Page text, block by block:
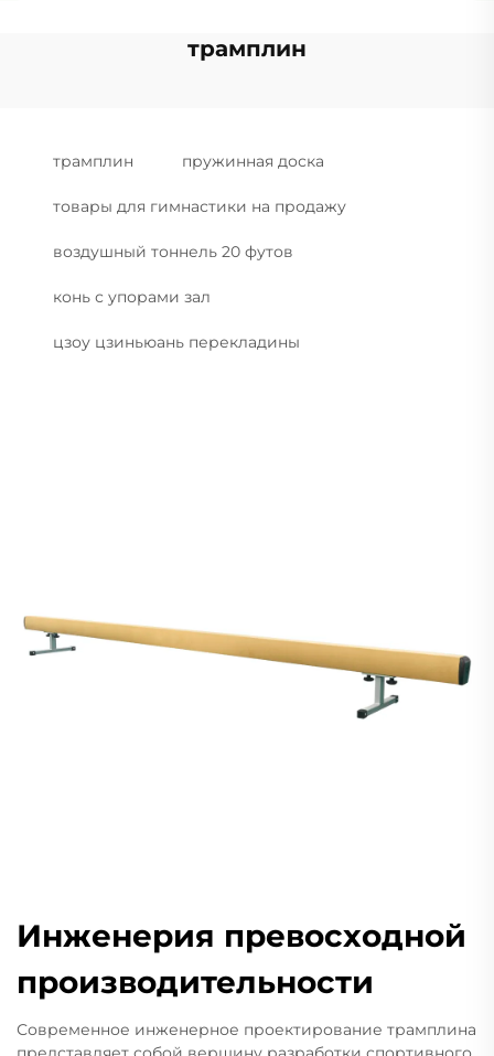
трамплин
трамплин пружинная доска
товары для гимнастики на продажу
воздушный тоннель 20 футов
конь с упорами зал
цзоу цзиньюань перекладины
Инженерия превосходной
производительности
Современное инженерное проектирование трамплина